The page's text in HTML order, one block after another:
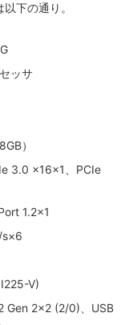
下の通り。
ッサ
）
3.0 x16×1、PCIe
1.2×1
s×6
V)
Gen 2×2 (2/0)、USB